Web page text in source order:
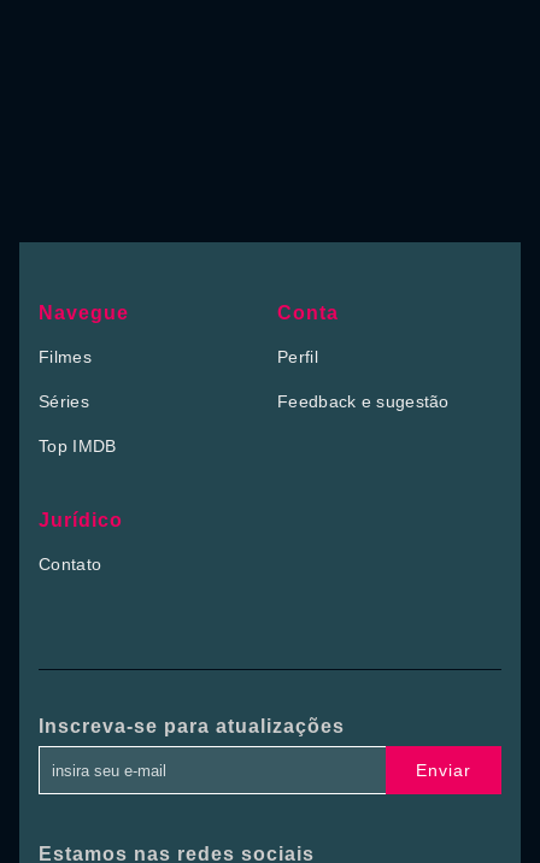
Navegue
Filmes
Séries
Top IMDB
Conta
Perfil
Feedback e sugestão
Jurídico
Contato
Inscreva-se para atualizações
Enviar
Estamos nas redes sociais